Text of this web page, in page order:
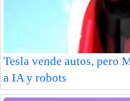
Tesla vende autos, pero
a IA y robots